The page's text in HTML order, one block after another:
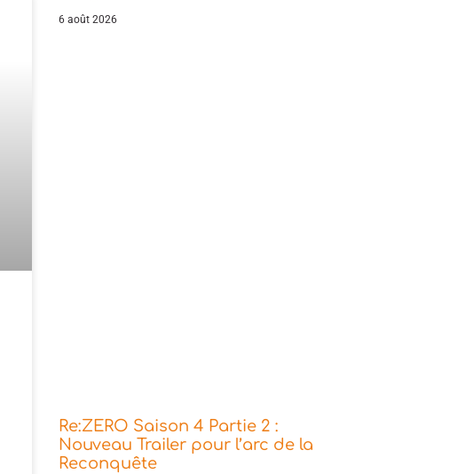
6 août 2026
Re:ZERO Saison 4 Partie 2 :
Nouveau Trailer pour l’arc de la
Reconquête